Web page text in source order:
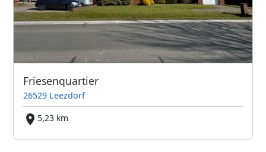
Friesenquartier
26529 Leezdorf
5,23 km